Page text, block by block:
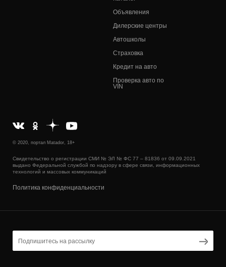
Объявления
Дилерские центры
Автошколы
Страховка
Кредит на авто
Проверка авто по
VIN
© 2020, портал Matador, 18+
Свидетельство о регистрации СМИ № ЭЛ № ФС 77 – 81836 от 09.09.2021
выдано Федеральной службой по надзору в сфере связи, информационных
технологий и массовых коммуникаций
Политика конфиденциальности